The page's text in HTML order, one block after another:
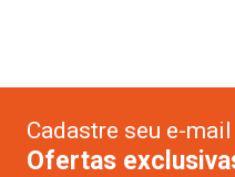
Cadastre seu e-
Ofertas